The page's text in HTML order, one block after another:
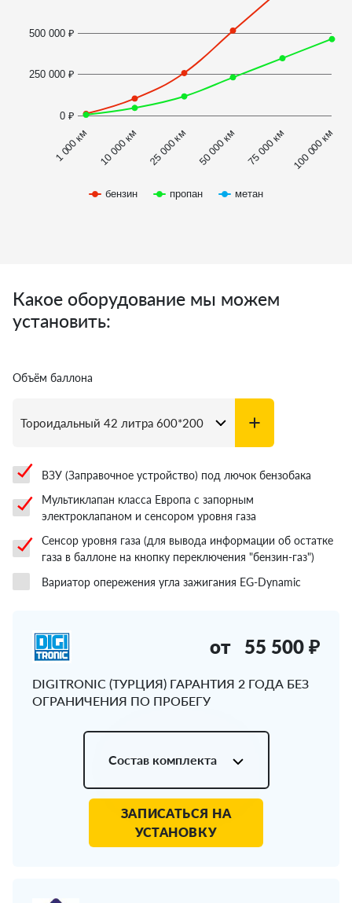
бензин пропан метан
1 000 км 10 000 км 25 000 км 50 000 км 75 000 км 100 000 км
0 ₽
250 000 ₽
500 000 ₽
Какое оборудование мы можем
установить:
Объём баллона
ВЗУ (Заправочное устройство) под лючок бензобака
Мультиклапан класса Европа с запорным
электроклапаном и сенсором уровня газа
Сенсор уровня газа (для вывода информации об остатке
газа в баллоне на кнопку переключения "бензин-газ")
Вариатор опережения угла зажигания EG-Dynamic
DIGITRONIC (ТУРЦИЯ) ГАРАНТИЯ 2 ГОДА БЕЗ
ОГРАНИЧЕНИЯ ПО ПРОБЕГУ
от 55 500 ₽
Состав комплекта
ЗАПИСАТЬСЯ НА
УСТАНОВКУ